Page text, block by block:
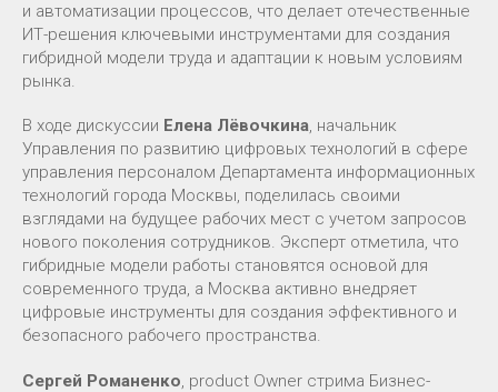
и автоматизации процессов, что делает отечественные
ИТ-решения ключевыми инструментами для создания
гибридной модели труда и адаптации к новым условиям
рынка.
В ходе дискуссии Елена Лёвочкина, начальник
Управления по развитию цифровых технологий в сфере
управления персоналом Департамента информационных
технологий города Москвы, поделилась своими
взглядами на будущее рабочих мест с учетом запросов
нового поколения сотрудников. Эксперт отметила, что
гибридные модели работы становятся основой для
современного труда, а Москва активно внедряет
цифровые инструменты для создания эффективного и
безопасного рабочего пространства.
Сергей Романенко, product Owner стрима Бизнес-